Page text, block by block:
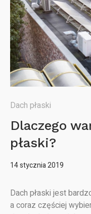
Dach płaski
Dlaczego
płaski?
14 stycznia 2019
Dach płaski jest
a coraz częściej